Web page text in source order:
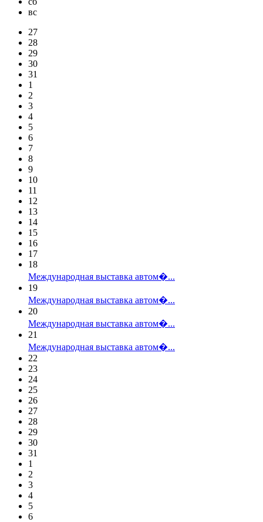
вс
27
28
29
30
31
1
2
3
4
5
6
7
8
9
10
11
12
13
14
15
16
17
18
Международная выставка автом�...
19
Международная выставка автом�...
20
Международная выставка автом�...
21
Международная выставка автом�...
22
23
24
25
26
27
28
29
30
31
1
2
3
4
5
6